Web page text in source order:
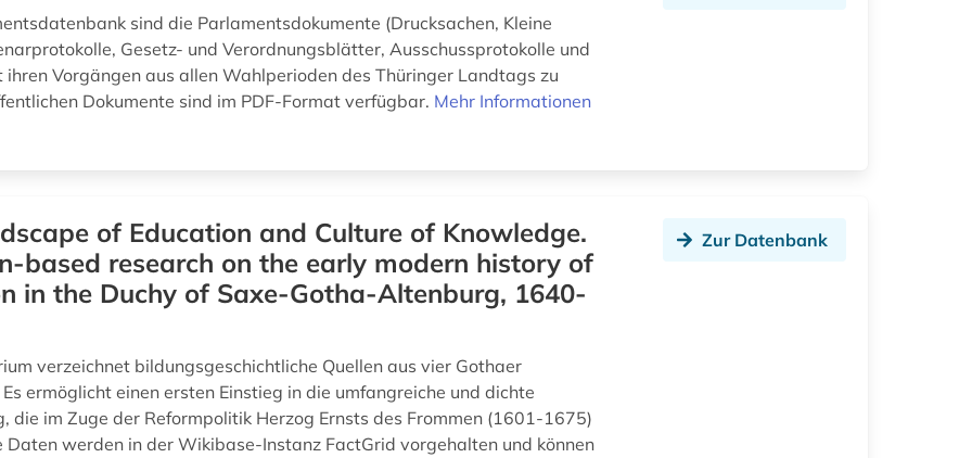
sind die Parlamentsdokumente (Drucksachen, Kleine
Gesetz- und Verordnungsblätter, Ausschussprotokolle und
ihren Vorgängen aus allen Wahlperioden des Thüringer Landtags zu
Dokumente sind im PDF-Format verfügbar. Mehr Informationen
of Education and Culture of Knowledge.
based research on the early modern history of
in the Duchy of Saxe-Gotha-Altenburg, 1640-
verzeichnet bildungsgeschichtliche Quellen aus vier Gothaer
ermöglicht einen ersten Einstieg in die umfangreiche und dichte
die im Zuge der Reformpolitik Herzog Ernsts des Frommen (1601-1675)
Daten werden in der Wikibase-Instanz FactGrid vorgehalten und können
Zur Datenbank